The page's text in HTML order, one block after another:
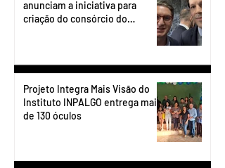
anunciam a iniciativa para
criação do consórcio do
Projeto Integra Mais Visão do
Instituto INPALGO entrega mais
de 130 óculos